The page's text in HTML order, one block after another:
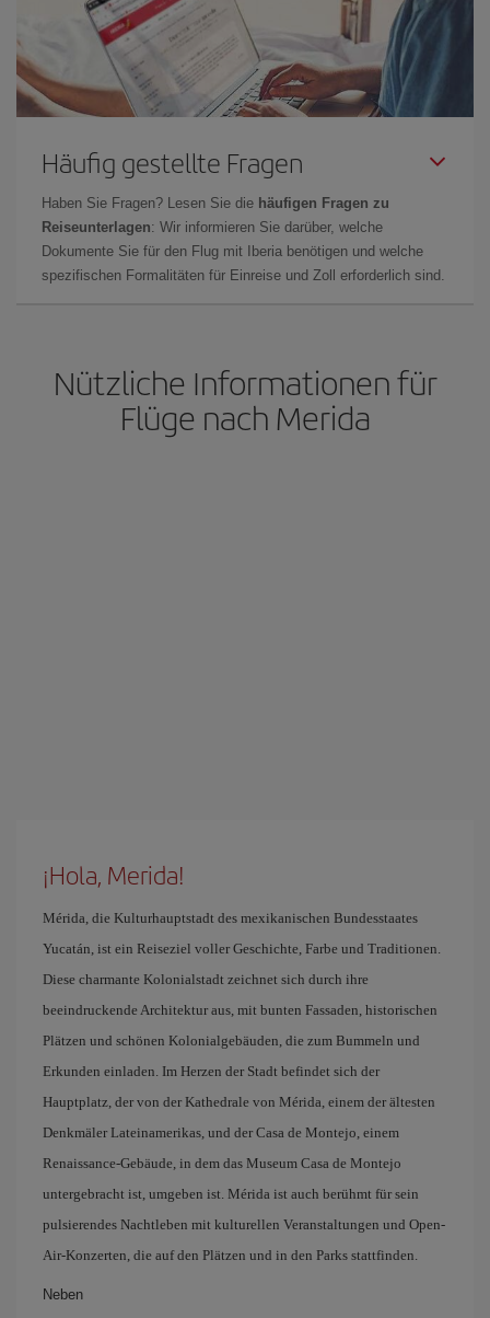
Häufig gestellte Fragen
Haben Sie Fragen? Lesen Sie die häufigen Fragen zu
Reiseunterlagen: Wir informieren Sie darüber, welche
Dokumente Sie für den Flug mit Iberia benötigen und welche
spezifischen Formalitäten für Einreise und Zoll erforderlich sind.
Nützliche Informationen für
Flüge nach Merida
¡Hola, Merida!
Mérida, die Kulturhauptstadt des mexikanischen Bundesstaates
Yucatán, ist ein Reiseziel voller Geschichte, Farbe und Traditionen.
Diese charmante Kolonialstadt zeichnet sich durch ihre
beeindruckende Architektur aus, mit bunten Fassaden, historischen
Plätzen und schönen Kolonialgebäuden, die zum Bummeln und
Erkunden einladen. Im Herzen der Stadt befindet sich der
Hauptplatz, der von der Kathedrale von Mérida, einem der ältesten
Denkmäler Lateinamerikas, und der Casa de Montejo, einem
Renaissance-Gebäude, in dem das Museum Casa de Montejo
untergebracht ist, umgeben ist. Mérida ist auch berühmt für sein
pulsierendes Nachtleben mit kulturellen Veranstaltungen und Open-
Air-Konzerten, die auf den Plätzen und in den Parks stattfinden.
Neben